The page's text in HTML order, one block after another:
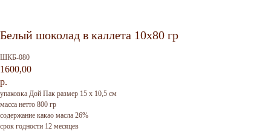
Белый шоколад в каллета 10х80 гр
ШКБ-080
1600,00
р.
упаковка Дой Пак размер 15 х 10,5 см
масса нетто 800 гр
содержание какао масла 26%
срок годности 12 месяцев